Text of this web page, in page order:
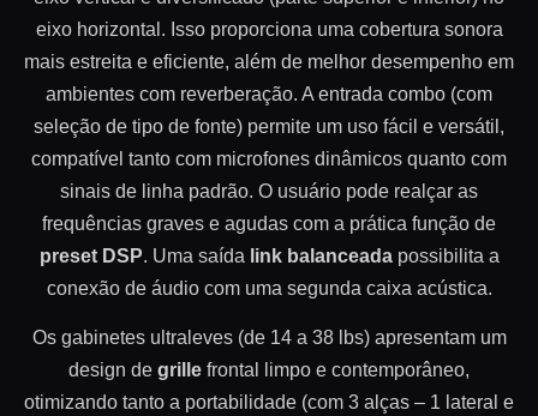
eixo horizontal. Isso proporciona uma cobertura sonora
mais estreita e eficiente, além de melhor desempenho em
ambientes com reverberação. A entrada combo (com
seleção de tipo de fonte) permite um uso fácil e versátil,
compatível tanto com microfones dinâmicos quanto com
sinais de linha padrão. O usuário pode realçar as
frequências graves e agudas com a prática função de
preset DSP. Uma saída link balanceadapossibilita a
conexão de áudio com uma segunda caixa acústica.
Os gabinetes ultraleves (de 14 a 38 lbs) apresentam um
design de grille frontal limpo e contemporâneo,
otimizando tanto a portabilidade (com 3 alças – 1 lateral e